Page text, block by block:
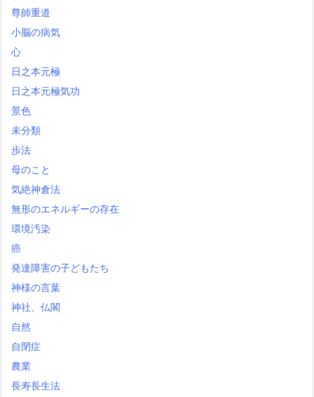
尊師重道
小脳の病気
心
日之本元極
日之本元極気功
景色
未分類
歩法
母のこと
気絶神倉法
無形のエネルギーの存在
環境汚染
癌
発達障害の子どもたち
神様の言葉
神社、仏閣
自然
自閉症
農業
長寿長生法